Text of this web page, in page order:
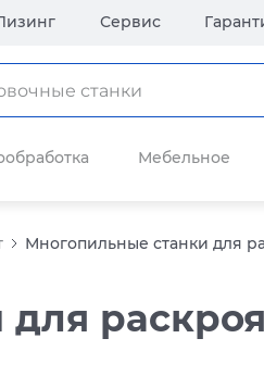
Сервис
Мебельное
Многопильные станки для